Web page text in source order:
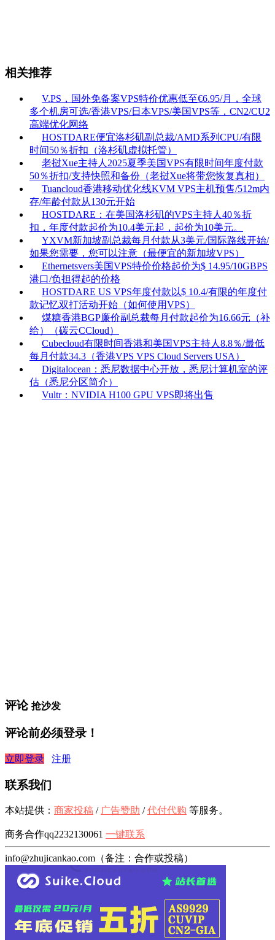
相关推荐
V.PS，国外免备案VPS特价优惠低至€6.95/月，全球
多个机房可选/香港VPS/日本VPS/美国VPS等，CN2/CU2
高端优化网络
HOSTDARE便宜洛杉矶副总裁/AMD系列CPU/有限
时间50％折扣（洛杉矶虚拟托管）
老挝Xue主持人2025夏季美国VPS有限时间年度付款
50％折扣/支持快照和备份（老挝Xue将带您恢复真相）
Tuancloud香港移动优化线KVM VPS主机预售/512m内
存/年龄付款从130元开始
HOSTDARE：在美国洛杉矶的VPS主持人40％折
扣，年度付款起价为10.4美元起，起价为10美元。
YXVM新加坡副总裁每月付款从3美元/国际路线开始/
如果您需要，您可以注意（最便宜的新加坡VPS）
Ethernetsvers美国VPS特价价格起价为$ 14.95/10GBPS
港口/负担得起的价格
HOSTDARE US VPS年度付款以$ 10.4/有限的年度付
款记忆双打活动开始（如何使用VPS）
煤糖香港BGP廉价副总裁每月付款起价为16.66元（补
给）（碳云CCloud）
Cubecloud有限时间香港和美国VPS主持人8.8％/最低
每月付款34.3（香港VPS VPS Cloud Servers USA）
Digitalocean：悉尼数据中心开放，悉尼计算机室的评
估（悉尼分区简介）
Vultr：NVIDIA H100 GPU VPS即将出售
评论 抢沙发
评论前必须登录！
立即登录 注册
联系我们
本站提供： 商家投稿 / 广告赞助 /代付代购 等服务。
商务合作qq2232130061 一键联系
info@zhujicankao.com（备注：合作或投稿）